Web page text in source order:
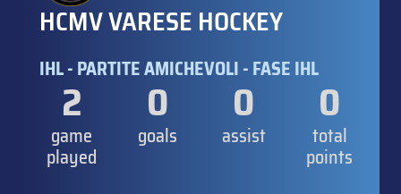
HCMV VARESE HOCKEY
IHL - PARTITE AMICHEVOLI - FASE IHL
2
game
played
0
goals
0
assist
0
total
points